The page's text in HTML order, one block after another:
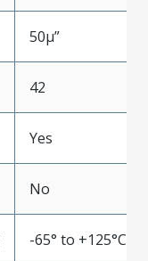
50µ”
42
Yes
No
-65° to +125°C